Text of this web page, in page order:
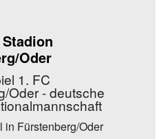
Oder
1. FC
Oder - deutsche
in Fürstenberg/Oder